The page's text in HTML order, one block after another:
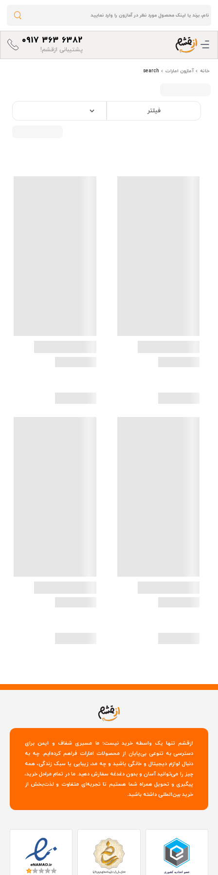
0917 363 6382
پشتیبانی ازقشم!
خانه آمازون امارات search
فیلتر
ازقشم تنها یک واسطه خرید نیست؛ ما مسیری شفاف و ایمن برای
دسترسی به تنوعی بی‌پایان از محصولات امارات فراهم کرده‌ایم. چه به
دنبال لوازم دیجیتال و خانگی باشید و چه مد، زیبایی یا سبک زندگی، همه
چیز را می‌توانید آسان و بدون دغدغه سفارش دهید. ما در تمام مراحل خرید،
پیگیری و تحویل همراه شما هستیم تا تجربه‌ای متفاوت و لذت‌بخش از
خرید بین‌المللی داشته باشید.